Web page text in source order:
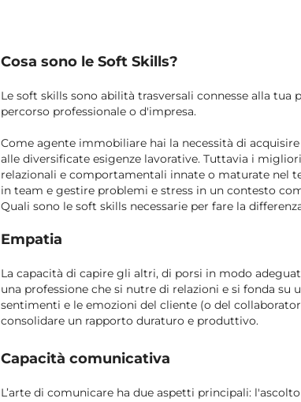
Cosa sono le Soft Skills?
Le soft skills sono abilità trasversali connesse alla
percorso professionale o d'impresa.
Come agente immobiliare hai la necessità di
alle diversificate esigenze lavorative. Tuttavia i
relazionali e comportamentali innate o maturate nel
in team e gestire problemi e stress in un contesto
Quali sono le soft skills necessarie per fare la
Empatia
La capacità di capire gli altri, di porsi in modo
una professione che si nutre di relazioni e si fonda
sentimenti e le emozioni del cliente (o del
consolidare un rapporto duraturo e produttivo.
Capacità comunicativa
L’arte di comunicare ha due aspetti principali: